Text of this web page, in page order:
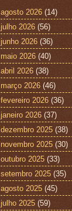
agosto 2026 (14)
julho 2026 (56)
junho 2026 (36)
maio 2026 (40)
abril 2026 (38)
março 2026 (46)
fevereiro 2026 (36)
janeiro 2026 (37)
dezembro 2025 (38)
novembro 2025 (30)
outubro 2025 (33)
setembro 2025 (35)
agosto 2025 (45)
julho 2025 (59)